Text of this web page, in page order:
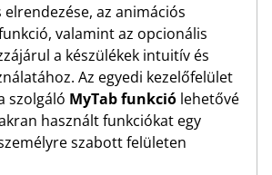
elrendezése, az animációs
valamint az opcionális
a készülékek intuitív és
Az egyedi kezelőfelület
szolgáló MyTab funkció lehetővé
használt funkciókat egy
szabott felületen